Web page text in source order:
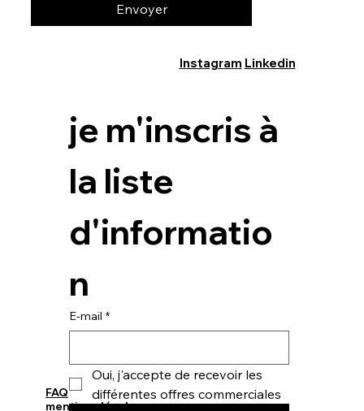
Envoyer
je m'inscris à
la liste
d'informatio
n
E-mail *
Oui, j'accepte de recevoir les
différentes offres commerciales
Instagram Linkedin
FAQ
mentions légales